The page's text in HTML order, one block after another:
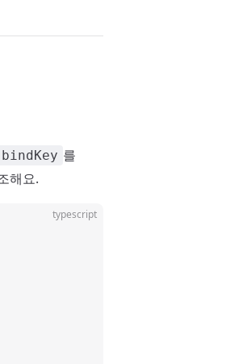
bindKey 를
해요.
typescript